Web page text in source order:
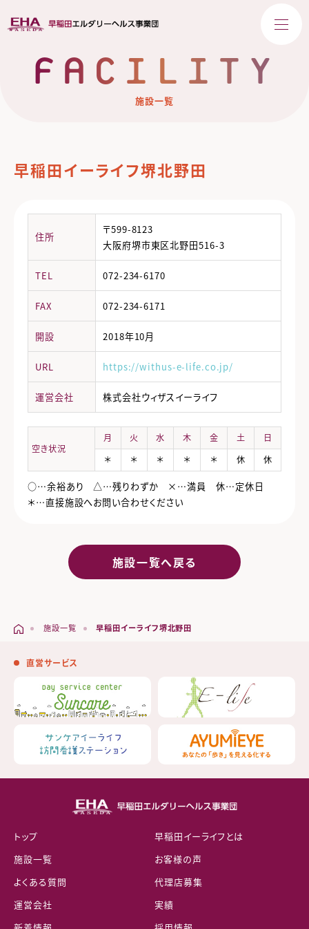
FACILITY
施設一覧
早稲田イーライフ堺北野田
住所
〒599-8123
大阪府堺市東区北野田516-3
TEL 072-234-6170
FAX 072-234-6171
開設 2018年10月
URL https://withus-e-life.co.jp/
運営会社 株式会社ウィザスイーライフ
空き状況
月 火 水 木 金 土
日
＊
＊ ＊ ＊ ＊ 休 休
○…余裕あり △…残りわずか ×…満員 休…定休日
＊…直接施設へお問い合わせください
施設一覧へ戻る
施設一覧 早稲田イーライフ堺北野田
直営サービス
トップ
早稲田イーライフとは
施設一覧
お客様の声
よくある質問
代理店募集
運営会社
実績